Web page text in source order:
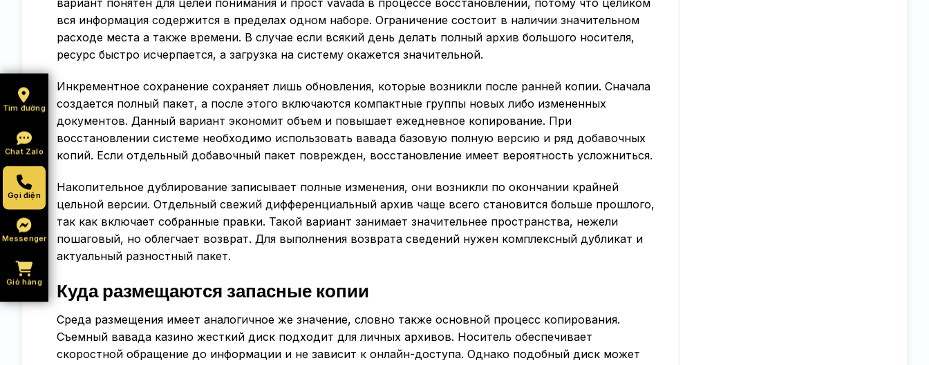
вариант понятен для целей понимания и прост vavada в процессе восстановлении, потому что целиком
вся информация содержится в пределах одном наборе. Ограничение состоит в наличии значительном
расходе места а также времени. В случае если всякий день делать полный архив большого носителя,
ресурс быстро исчерпается, а загрузка на систему окажется значительной.
Инкрементное сохранение сохраняет лишь обновления, которые возникли после ранней копии. Сначала
создается полный пакет, а после этого включаются компактные группы новых либо измененных
документов. Данный вариант экономит объем и повышает ежедневное копирование. При
восстановлении системе необходимо использовать вавада базовую полную версию и ряд добавочных
копий. Если отдельный добавочный пакет поврежден, восстановление имеет вероятность усложниться.
Накопительное дублирование записывает полные изменения, они возникли по окончании крайней
цельной версии. Отдельный свежий дифференциальный архив чаще всего становится больше прошлого,
так как включает собранные правки. Такой вариант занимает значительнее пространства, нежели
пошаговый, но облегчает возврат. Для выполнения возврата сведений нужен комплексный дубликат и
актуальный разностный пакет.
Куда размещаются запасные копии
Среда размещения имеет аналогичное же значение, словно также основной процесс копирования.
Съемный вавада казино жесткий диск подходит для личных архивов. Носитель обеспечивает
скоростной обращение до информации и не зависит к онлайн-доступа. Однако подобный диск может
Tìm đường
Chat Zalo
Gọi điện
Messenger
Giỏ hàng